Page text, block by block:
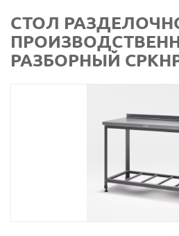
Тепловое оборудование
СТОЛ
РАЗБОРНЫЙ